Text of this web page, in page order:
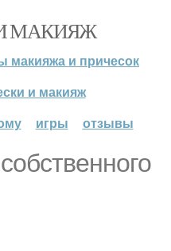
МАКИЯЖ
макияжа и причесок
и макияж
игры отзывы